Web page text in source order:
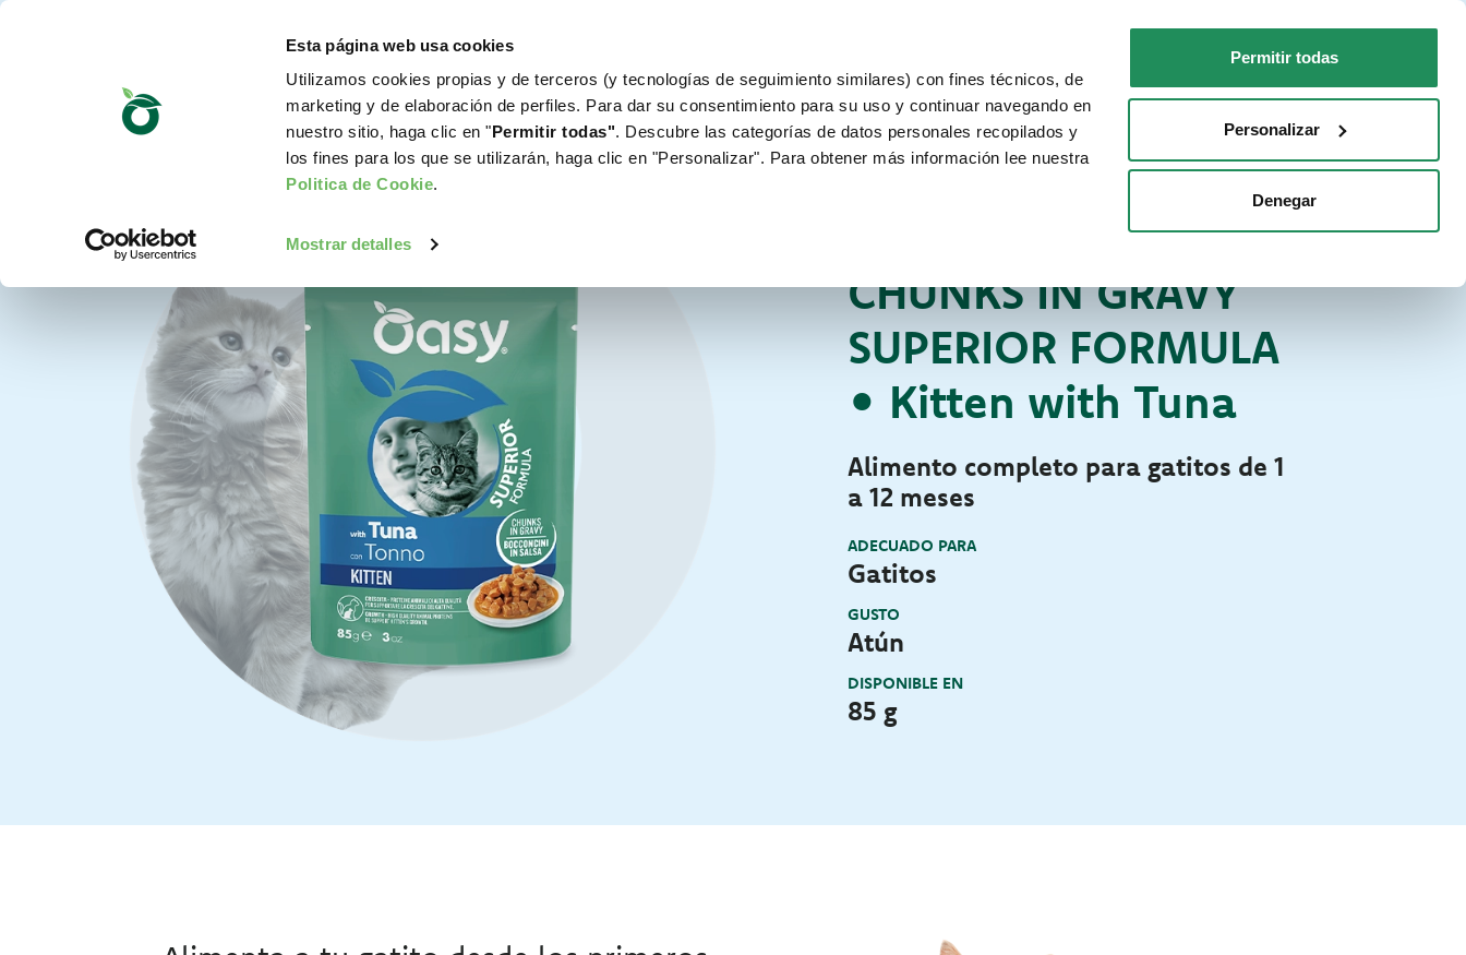
Esta página web usa cookies
Utilizamos cookies propias y de terceros (y tecnologías de seguimiento similares) con fines técnicos, de
marketing y de elaboración de perfiles. Para dar su consentimiento para su uso y continuar navegando en
nuestro sitio, haga clic en "Permitir todas". Descubre las categorías de datos personales recopilados y
los fines para los que se utilizarán, haga clic en "Personalizar". Para obtener más información lee nuestra
Politica de Cookie.
Mostrar detalles
Permitir todas
Personalizar
Denegar
Contactos ES
WORLD OF LOVE PARA TU PERRO PARA TU GATO DÓNDE COMPRAR
CHUNKS IN GRAVY
SUPERIOR FORMULA
• Kitten with Tuna
Alimento completo para gatitos de 1
a 12 meses
ADECUADO PARA
Gatitos
GUSTO
Atún
DISPONIBLE EN
85 g